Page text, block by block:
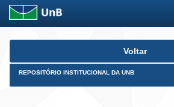
Skip
Voltar
REPOSITÓRIO INSTITUCIONAL DA UNB